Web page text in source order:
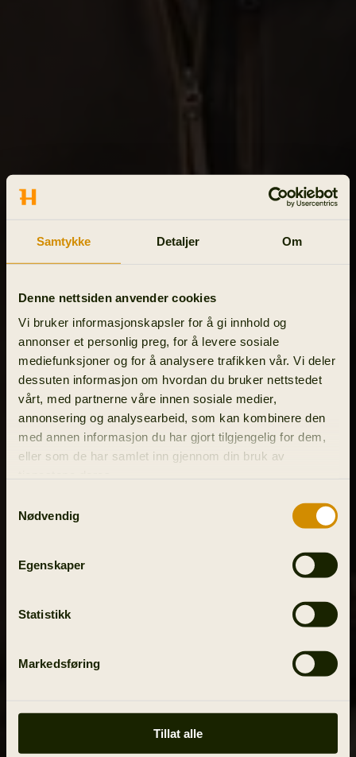
Samtykke Detaljer Om
Denne nettsiden anvender cookies
Vi bruker informasjonskapsler for å gi innhold og
annonser et personlig preg, for å levere sosiale
mediefunksjoner og for å analysere trafikken vår. Vi deler
dessuten informasjon om hvordan du bruker nettstedet
vårt, med partnerne våre innen sosiale medier,
annonsering og analysearbeid, som kan kombinere den
med annen informasjon du har gjort tilgjengelig for dem,
eller som de har samlet inn gjennom din bruk av
Nødvendig
Egenskaper
Statistikk
Markedsføring
Tillat alle